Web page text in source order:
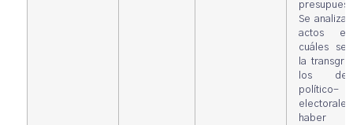
Se
actos
cuáles se
la
los
político-
haber